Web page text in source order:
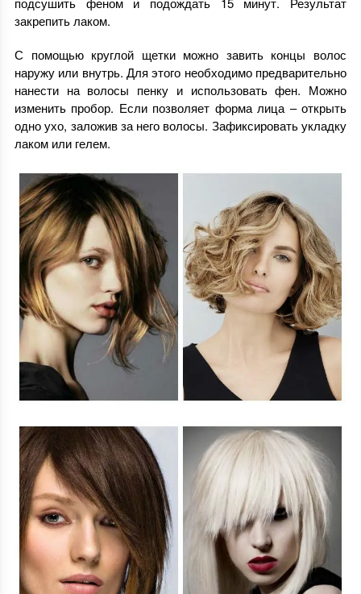
закрепить лаком.
С помощью круглой щетки можно завить концы волос
наружу или внутрь. Для этого необходимо предварительно
нанести на волосы пенку и использовать фен. Можно
изменить пробор. Если позволяет форма лица – открыть
одно ухо, заложив за него волосы. Зафиксировать укладку
лаком или гелем.